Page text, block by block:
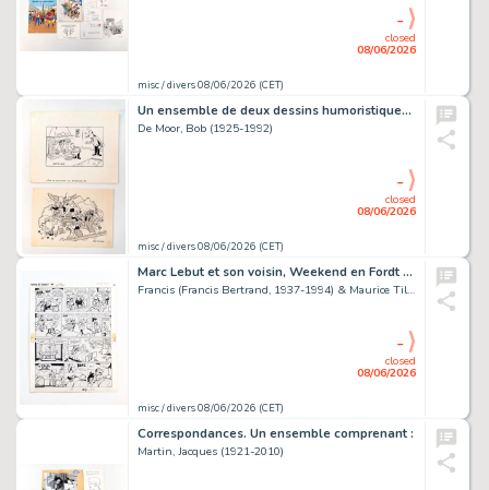
misc / divers 08/06/2026 (CET)
closed
08/06/2026
-
Un ensemble de deux dessins humoristiques à l'encre de Chine sur…
De Moor, Bob (1925-1992)
misc / divers 08/06/2026 (CET)
closed
08/06/2026
-
Marc Lebut et son voisin, Weekend en Fordt T, planche 2.
Francis (Francis Bertrand, 1937-1994) & Maurice Tillieux (1921-1978)
misc / divers 08/06/2026 (CET)
closed
08/06/2026
-
Correspondances. Un ensemble comprenant :
Martin, Jacques (1921-2010)